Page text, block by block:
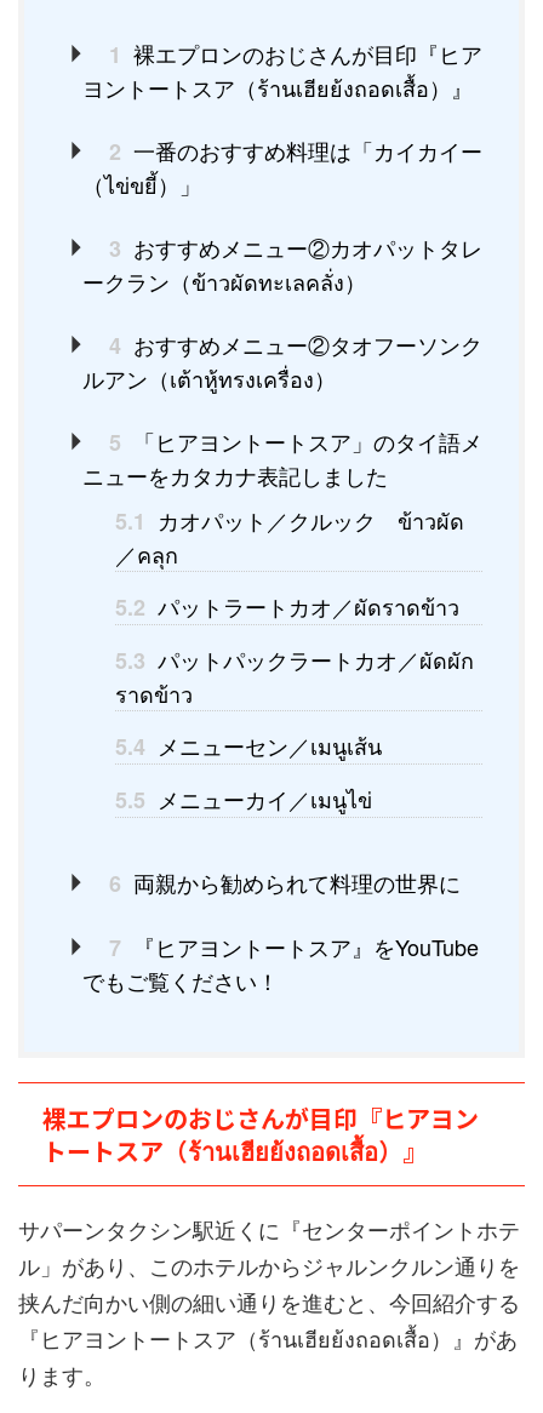
1 裸エプロンのおじさんが目印『ヒア
ヨントートスア（ร้านเฮียย้งถอดเสื้อ）』
2 一番のおすすめ料理は「カイカイー
（ไข่ขยี้）」
3 おすすめメニュー②カオパットタレ
ークラン（ข้าวผัดทะเลคลั่ง）
4 おすすめメニュー②タオフーソンク
ルアン（เต้าหู้ทรงเครื่อง）
5
「ヒアヨントートスア」のタイ語メ
ニューをカタカナ表記しました
5.1 カオパット／クルック ข้าวผัด
／คลุก
5.2 パットラートカオ／ผัดราดข้าว
5.3 パットパックラートカオ／ผัดผัก
ราดข้าว
5.4 メニューセン／เมนูเส้น
5.5 メニューカイ／เมนูไข่
6 両親から勧められて料理の世界に
7
『ヒアヨントートスア』をYouTube
でもご覧ください！
裸エプロンのおじさんが目印『ヒアヨン
トートスア（ร้านเฮียย้งถอดเสื้อ）』
サパーンタクシン駅近くに『センターポイントホテ
ル」があり、このホテルからジャルンクルン通りを
挟んだ向かい側の細い通りを進むと、今回紹介する
『ヒアヨントートスア（ร้านเฮียย้งถอดเสื้อ）』があ
ります。